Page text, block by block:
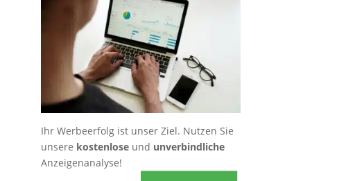
Ihr Werbeerfolg ist unser Ziel. Nutzen Sie
unsere kostenloseund unverbindliche
Anzeigenanalyse!